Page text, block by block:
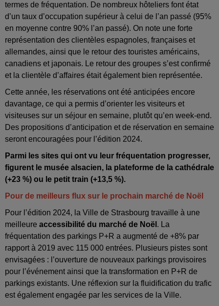
termes de fréquentation. De nombreux hôteliers font état
d’un taux d’occupation supérieur à celui de l’an passé (95%
en moyenne contre 90% l’an passé). On note une forte
représentation des clientèles espagnoles, françaises et
allemandes, ainsi que le retour des touristes américains,
canadiens et japonais. Le retour des groupes s’est confirmé
et la clientèle d’affaires était également bien représentée.
Cette année, les réservations ont été anticipées encore
davantage, ce qui a permis d’orienter les visiteurs et
visiteuses sur un séjour en semaine, plutôt qu’en week-end.
Des propositions d’anticipation et de réservation en semaine
seront encouragées pour l’édition 2024.
Parmi les sites qui ont vu leur fréquentation progresser,
figurent le musée alsacien, la plateforme de la cathédrale
(+23 %) ou le petit train (+13,5 %).
Pour de meilleurs flux sur le prochain marché de Noël
Pour l’édition 2024, la Ville de Strasbourg travaille à une
meilleure accessibilité du marché de Noël . La
fréquentation des parkings P+R a augmenté de +8% par
rapport à 2019 avec 115 000 entrées. Plusieurs pistes sont
envisagées : l’ouverture de nouveaux parkings provisoires
pour l’événement ainsi que la transformation en P+R de
parkings existants. Une réflexion sur la fluidification du trafic
est également engagée par les services de la Ville.